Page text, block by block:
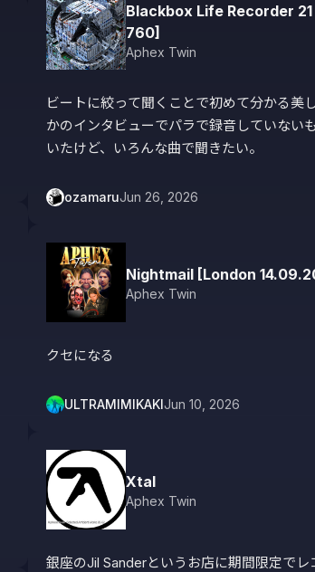
Blackbox Life Recorder
760]
Aphex Twin
ビートに絞って聞くことで初めて分かる美
かのインタビューでパラで録音していない
いたけど、いろんな曲で聞きたい。
ozamaruJun 26, 2026
Nightmail [London
Aphex Twin
クセになる
ULTRAMIMIKAKIJun 10, 2026
Xtal
Aphex Twin
銀座のJil Sanderというお店に期間限定でレ